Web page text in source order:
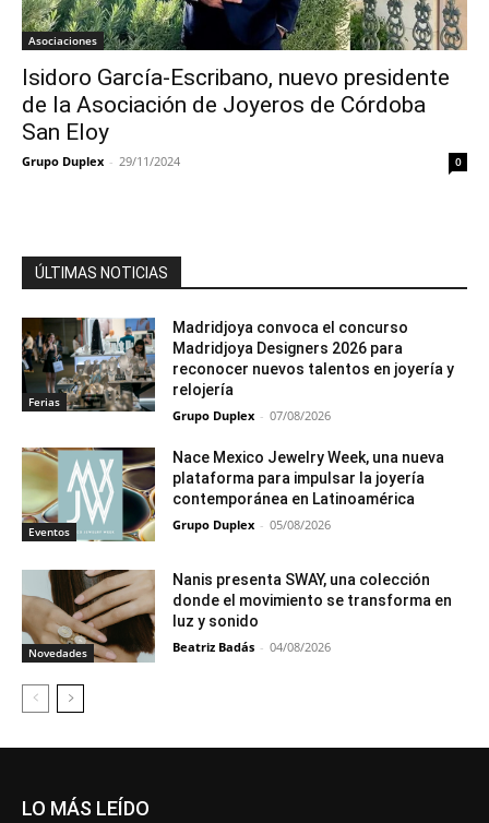
Asociaciones
Isidoro García-Escribano, nuevo presidente
de la Asociación de Joyeros de Córdoba
San Eloy
Grupo Duplex - 29/11/2024 0
ÚLTIMAS NOTICIAS
Ferias
Madridjoya convoca el concurso
Madridjoya Designers 2026 para
reconocer nuevos talentos en joyería y
relojería
Grupo Duplex - 07/08/2026
Eventos
Nace Mexico Jewelry Week, una nueva
plataforma para impulsar la joyería
contemporánea en Latinoamérica
Grupo Duplex - 05/08/2026
Novedades
Nanis presenta SWAY, una colección
donde el movimiento se transforma en
luz y sonido
Beatriz Badás - 04/08/2026
LO MÁS LEÍDO